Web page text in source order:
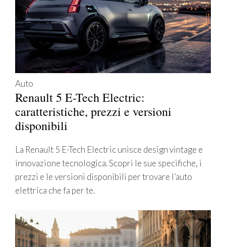
Auto
Renault 5 E-Tech Electric:
caratteristiche, prezzi e versioni
disponibili
La Renault 5 E-Tech Electric unisce design vintage e
innovazione tecnologica. Scopri le sue specifiche, i
prezzi e le versioni disponibili per trovare l’auto
elettrica che fa per te.